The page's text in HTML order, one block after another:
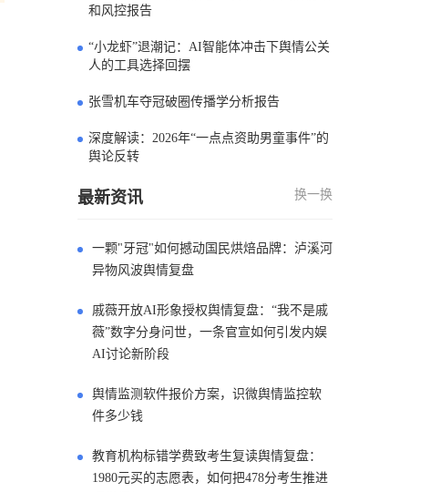
和风控报告
“小龙虾”退潮记：AI智能体冲击下舆情公关
人的工具选择回摆
张雪机车夺冠破圈传播学分析报告
深度解读：2026年“一点点资助男童事件”的
舆论反转
最新资讯 换一换
一颗"牙冠"如何撼动国民烘焙品牌：泸溪河
异物风波舆情复盘
戚薇开放AI形象授权舆情复盘：“我不是戚
薇”数字分身问世，一条官宣如何引发内娱
AI讨论新阶段
舆情监测软件报价方案，识微舆情监控软
件多少钱
教育机构标错学费致考生复读舆情复盘：
1980元买的志愿表，如何把478分考生推进